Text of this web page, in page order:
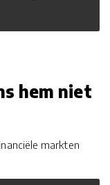
hem niet
markten